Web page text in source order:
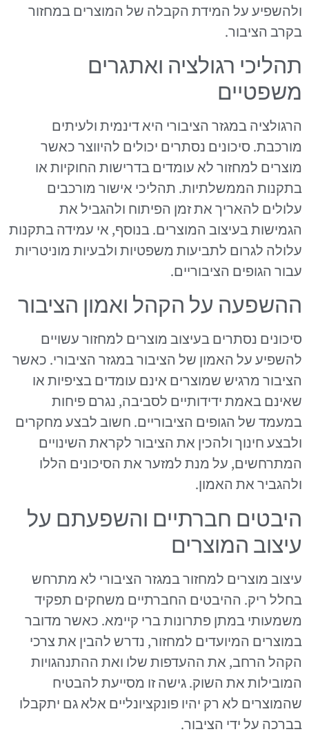
ולהשפיע על המידת הקבלה של המוצרים במחזור
בקרב הציבור.
תהליכי רגולציה ואתגרים
משפטיים
הרגולציה במגזר הציבורי היא דינמית ולעיתים
מורכבת. סיכונים נסתרים יכולים להיווצר כאשר
מוצרים למחזור לא עומדים בדרישות החוקיות או
בתקנות הממשלתיות. תהליכי אישור מורכבים
עלולים להאריך את זמן הפיתוח ולהגביל את
הגמישות בעיצוב המוצרים. בנוסף, אי עמידה בתקנות
עלולה לגרום לתביעות משפטיות ולבעיות מוניטריות
עבור הגופים הציבוריים.
ההשפעה על הקהל ואמון הציבור
סיכונים נסתרים בעיצוב מוצרים למחזור עשויים
להשפיע על האמון של הציבור במגזר הציבורי. כאשר
הציבור מרגיש שמוצרים אינם עומדים בציפיות או
שאינם באמת ידידותיים לסביבה, נגרם פיחות
במעמד של הגופים הציבוריים. חשוב לבצע מחקרים
ולבצע חינוך ולהכין את הציבור לקראת השינויים
המתרחשים, על מנת למזער את הסיכונים הללו
ולהגביר את האמון.
היבטים חברתיים והשפעתם על
עיצוב המוצרים
עיצוב מוצרים למחזור במגזר הציבורי לא מתרחש
בחלל ריק. ההיבטים החברתיים משחקים תפקיד
משמעותי במתן פתרונות ברי קיימא. כאשר מדובר
במוצרים המיועדים למחזור, נדרש להבין את צרכי
הקהל הרחב, את ההעדפות שלו ואת ההתנהגויות
המובילות את השוק. גישה זו מסייעת להבטיח
שהמוצרים לא רק יהיו פונקציונליים אלא גם יתקבלו
בברכה על ידי הציבור.